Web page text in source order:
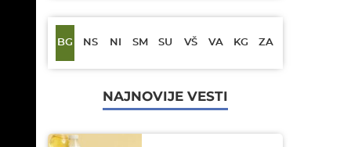
BG NS NI SM SU VŠ VA KG ZA
NAJNOVIJE VESTI